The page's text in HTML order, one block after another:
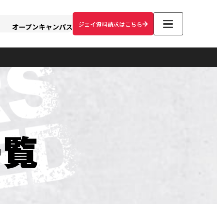
オープンキャンパス ジェイ資料請求はこちら